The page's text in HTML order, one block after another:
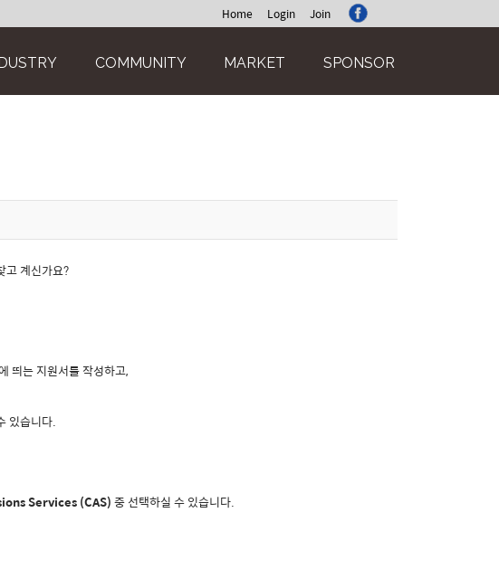
Home Login Join
COMMUNITY MARKET SPONSOR
고 계신가요?
띄는 지원서를 작성하고,
있습니다.
Services (CAS)중 선택하실 수 있습니다.